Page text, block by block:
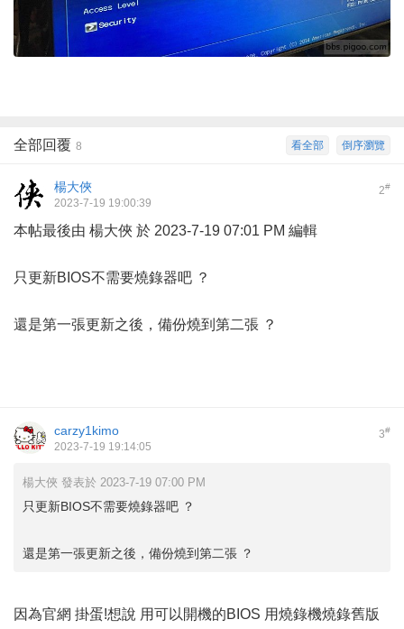
倒序瀏覽
看全部
全部回覆 8
2#
楊大俠
2023-7-19 19:00:39
本帖最後由 楊大俠 於 2023-7-19 07:01 PM 編輯
只更新BIOS不需要燒錄器吧 ？
還是第一張更新之後，備份燒到第二張 ？
3#
carzy1kimo
2023-7-19 19:14:05
楊大俠 發表於 2023-7-19 07:00 PM
只更新BIOS不需要燒錄器吧 ？
還是第一張更新之後，備份燒到第二張 ？
因為官網 掛蛋!想說 用可以開機的BIOS 用燒錄機燒錄舊版